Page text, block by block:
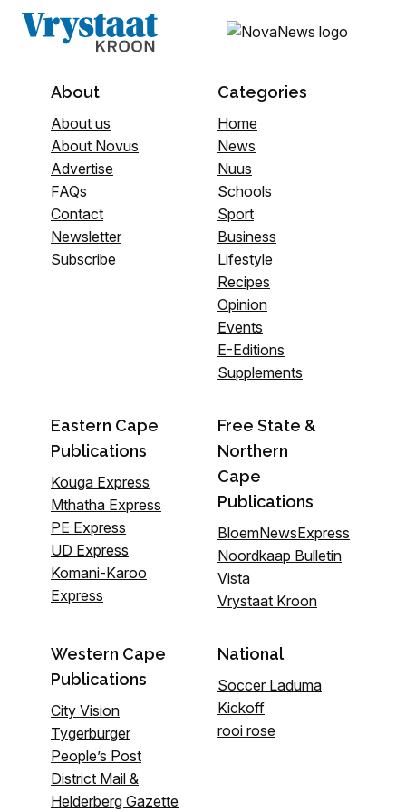
About
About us
About Novus
Advertise
FAQs
Contact
Newsletter
Subscribe
Categories
Home
News
Nuus
Schools
Sport
Business
Lifestyle
Recipes
Opinion
Events
E-Editions
Supplements
Eastern Cape
Publications
Kouga Express
Mthatha Express
PE Express
UD Express
Komani-Karoo
Express
Free State &
Northern
Cape
Publications
BloemNewsExpress
Noordkaap Bulletin
Vista
Vrystaat Kroon
Western Cape
Publications
City Vision
Tygerburger
People’s Post
District Mail &
Helderberg Gazette
National
Soccer Laduma
Kickoff
rooi rose